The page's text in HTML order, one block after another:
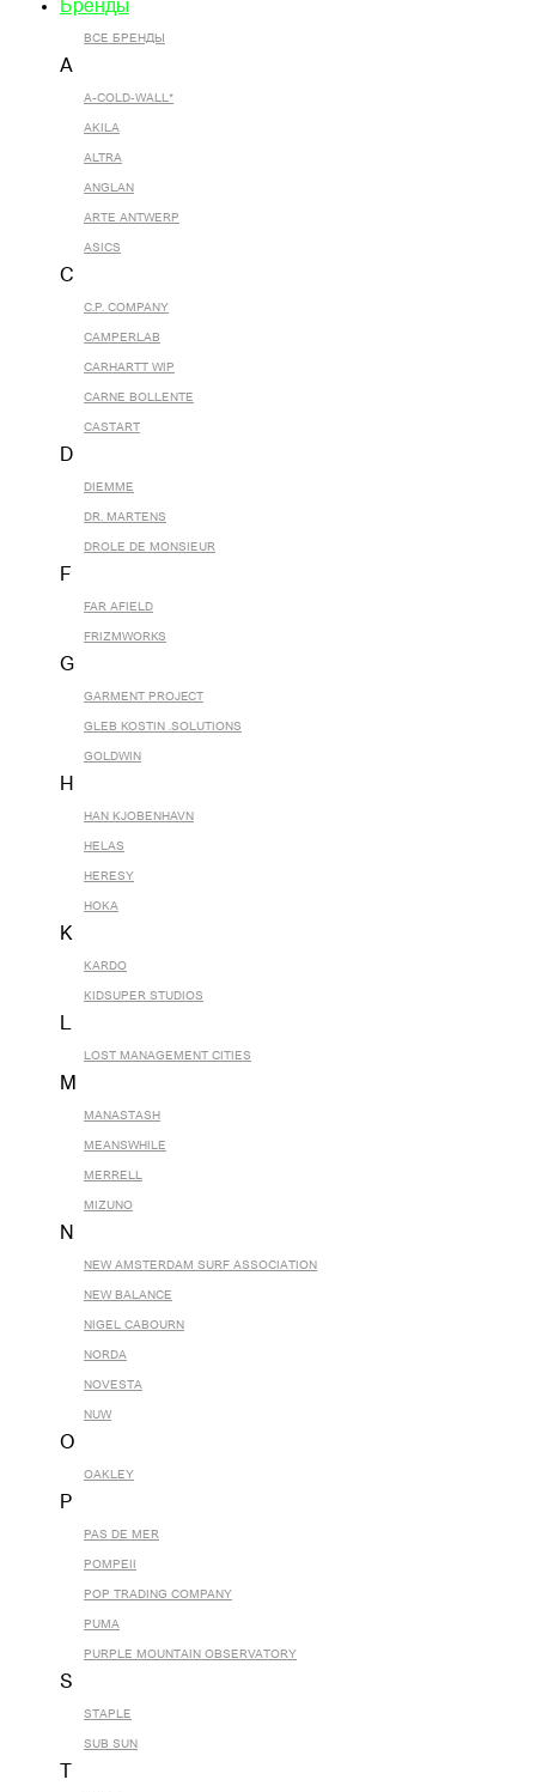
Бренды
ВСЕ БРЕНДЫ
A
A-COLD-WALL*
AKILA
ALTRA
ANGLAN
ARTE ANTWERP
ASICS
C
C.P. COMPANY
CAMPERLAB
CARHARTT WIP
CARNE BOLLENTE
CASTART
D
DIEMME
DR. MARTENS
DROLE DE MONSIEUR
F
FAR AFIELD
FRIZMWORKS
G
GARMENT PROJECT
GLEB KOSTIN .SOLUTIONS
GOLDWIN
H
HAN KJOBENHAVN
HELAS
HERESY
HOKA
K
KARDO
KIDSUPER STUDIOS
L
LOST MANAGEMENT CITIES
M
MANASTASH
MEANSWHILE
MERRELL
MIZUNO
N
NEW AMSTERDAM SURF ASSOCIATION
NEW BALANCE
NIGEL CABOURN
NORDA
NOVESTA
NUW
O
OAKLEY
P
PAS DE MER
POMPEII
POP TRADING COMPANY
PUMA
PURPLE MOUNTAIN OBSERVATORY
S
STAPLE
SUB SUN